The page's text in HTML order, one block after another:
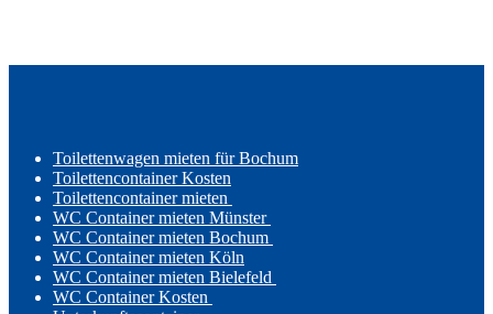
Toilettenwagen mieten für Bochum
Toilettencontainer Kosten
Toilettencontainer mieten
WC Container mieten Münster
WC Container mieten Bochum
WC Container mieten Köln
WC Container mieten Bielefeld
WC Container Kosten